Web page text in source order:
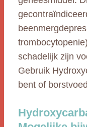
schadelijk zijn
Gebruik
bent of